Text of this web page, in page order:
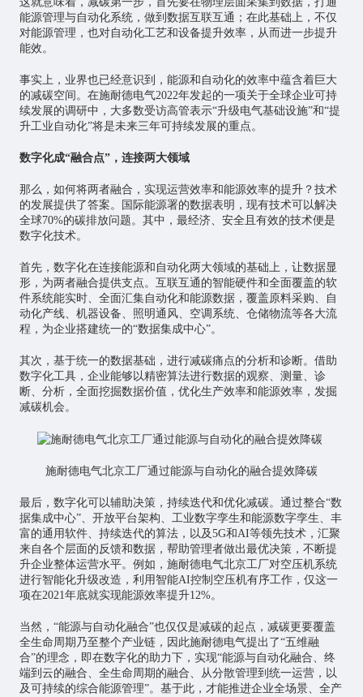
能源管理与自动化系统，做到数据互联互通；在此基础上，不仅
对能源管理，也对自动化工艺和设备提升效率，从而进一步提升
能效。
事实上，业界也已经意识到，能源和自动化的效率中蕴含着巨大
的减碳空间。在施耐德电气2022年发起的一项关于全球企业可持
续发展的调研中，大多数受访高管表示“升级电气基础设施”和“提
升工业自动化”将是未来三年可持续发展的重点。
数字化成“融合点”，连接两大领域
那么，如何将两者融合，实现运营效率和能源效率的提升？技术
的发展提供了答案。国际能源署的数据表明，现有技术可以解决
全球70%的碳排放问题。其中，最经济、安全且有效的技术便是
数字化技术。
首先，数字化在连接能源和自动化两大领域的基础上，让数据显
形，为两者融合提供支点。互联互通的智能硬件和全面覆盖的软
件系统能实时、全面汇集自动化和能源数据，覆盖原料采购、自
动化产线、机器设备、照明通风、空调系统、仓储物流等各大流
程，为企业搭建统一的“数据集成中心”。
其次，基于统一的数据基础，进行减碳痛点的分析和诊断。借助
数字化工具，企业能够以精密算法进行数据的观察、测量、诊
断、分析，全面挖掘数据价值，优化生产效率和能源效率，发掘
减碳机会。
施耐德电气北京工厂通过能源与自动化的融合提效降碳
最后，数字化可以辅助决策，持续迭代和优化减碳。通过整合“数
据集成中心”、开放平台架构、工业数字孪生和能源数字孪生、丰
富的通用软件、持续迭代的算法，以及5G和AI等领先技术，汇聚
来自各个层面的反馈和数据，帮助管理者做出最优决策，不断提
升企业整体运营水平。例如，施耐德电气北京工厂对空压机系统
进行智能化升级改造，利用智能AI控制空压机有序工作，仅这一
项在2021年底就实现能源效率提升12%。
当然，“能源与自动化融合”也仅仅是减碳的起点，减碳更要覆盖
全生命周期乃至整个产业链，因此施耐德电气提出了“五维融
合”的理念，即在数字化的助力下，实现“能源与自动化融合、终
端到云的融合、全生命周期的融合、从分散管理到统一运营，以
及可持续的综合能源管理”。基于此，才能推进企业全场景、全产